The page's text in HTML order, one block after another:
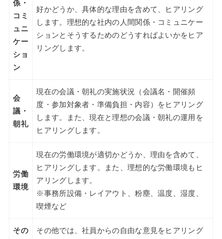
係・
コミ
ュニ
ケー
ショ
ン
好かどうか、具体的な理由を含めて、ヒアリング
します。理想的な社内の人間関係・コミュニケー
ションとそうするためのどうすればよいかをヒア
リングします。
会
議・
朝礼
現在の会議・朝礼の実施状況（会議名・開催頻
度・参加対象者・準備負担・内容）をヒアリング
します。また、現在と理想の会議・朝礼の運用を
ヒアリングします。
労働
環境
現在の労働環境が適切かどうか、理由を含めて、
ヒアリングします。また、理想的な労働環境もヒ
アリングします。
※事務所設備・レイアウト、粉塵、温度、湿度、
喫煙など
その
その他では、社員からの自由な意見をヒアリング